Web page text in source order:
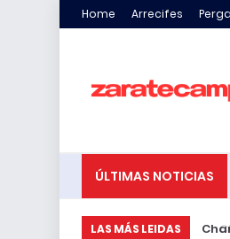
Home Arrecifes
ÚLTIMAS NOTICIAS
LAS MÁS LEIDAS